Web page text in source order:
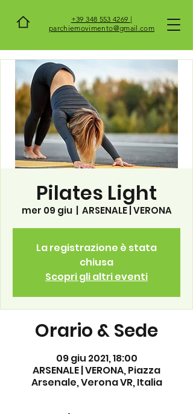
+39 348 553 4269 |
parchiemovimento@gmail.com
Pilates Light
mer 09 giu
  |
ARSENALE | VERONA
La registrazione è stata
chiusa
Scopri gli altri eventi
Orario & Sede
09 giu 2021, 18:00
ARSENALE | VERONA, Piazza
Arsenale, Verona VR, Italia